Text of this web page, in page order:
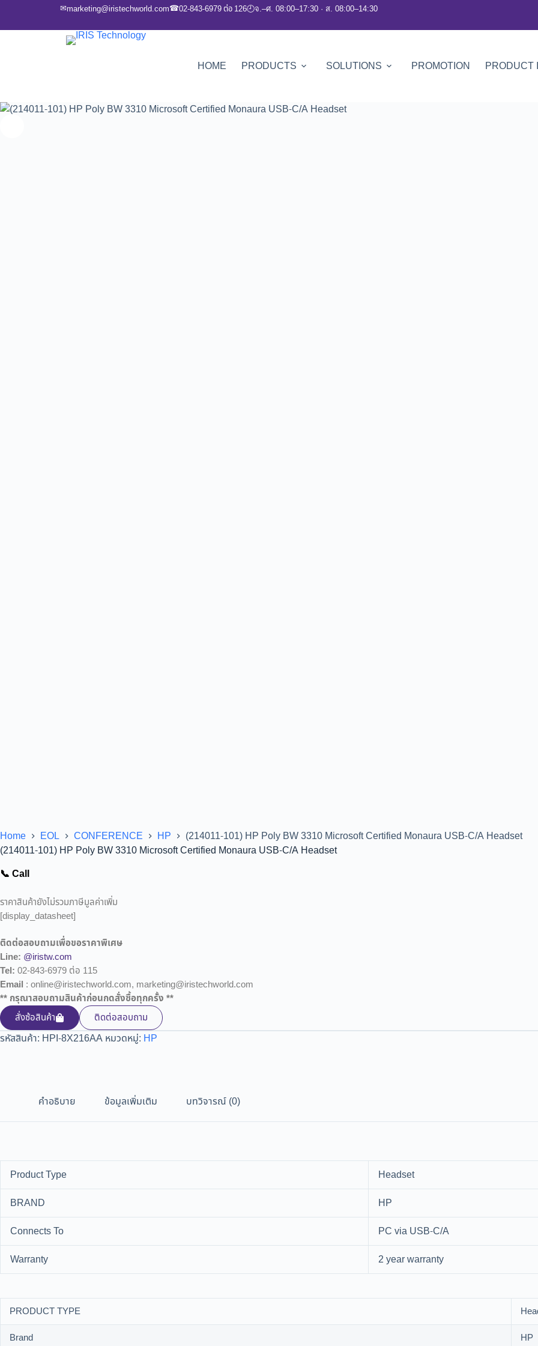
✉marketing@iristechworld.com☎02-843-6979 ต่อ 126🕘จ.–ศ. 08:00–17:30 · ส. 08:00–14:30
HOME PRODUCTS SOLUTIONS PROMOTION PRODUCT
Home EOL CONFERENCE HP
(214011-101) HP Poly BW 3310 Microsoft Certified Monaura USB-C/A Headset
(214011-101) HP Poly BW 3310 Microsoft Certified Monaura USB-C/A Headset
📞 Call
ราคาสินค้ายังไม่รวมภาษีมูลค่าเพิ่ม
[display_datasheet]
ติดต่อสอบถามเพื่อขอราคาพิเศษ
Line: @iristw.com
Tel: 02-843-6979 ต่อ 115
Email : online@iristechworld.com, marketing@iristechworld.com
** กรุณาสอบถามสินค้าก่อนกดสั่งซื้อทุกครั้ง **
สั่งซ้อสินค้า
ติดต่อสอบถาม
รหัสสินค้า: HPI-8X216AA หมวดหมู่: HP
คำอธิบาย ข้อมูลเพิ่มเติม บทวิจารณ์ (0)
Product Type
Headset
BRAND
HP
Connects To
PC via USB-C/A
Warranty
2 year warranty
PRODUCT TYPE
Brand
HP